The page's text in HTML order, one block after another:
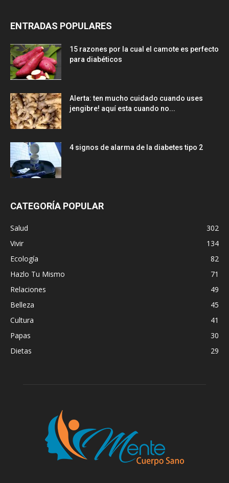
ENTRADAS POPULARES
15 razones por la cual el camote es perfecto
para diabéticos
Alerta: ten mucho cuidado cuando uses
jengibre! aquí esta cuando no...
4 signos de alarma de la diabetes tipo 2
CATEGORÍA POPULAR
Salud
302
Vivir
134
Ecología
82
Hazlo Tu Mismo
71
Relaciones
49
Belleza
45
Cultura
41
Papas
30
Dietas
29